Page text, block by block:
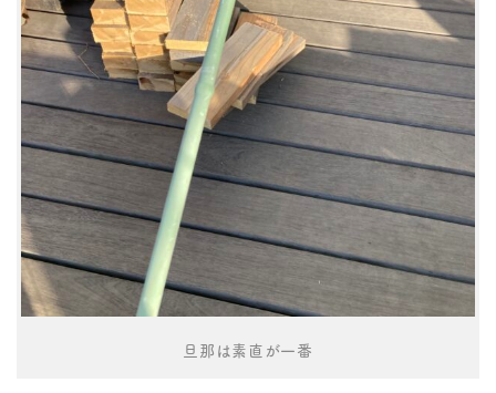
旦那は素直が一番